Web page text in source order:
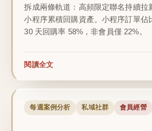
拆成兩條軌道：高頻限定聯名持續拉
小程序累積回購資產。小程序訂單佔
30 天回購率 58%，非會員僅 22%。
閱讀全文
每週案例分析 私域社群 會員經營